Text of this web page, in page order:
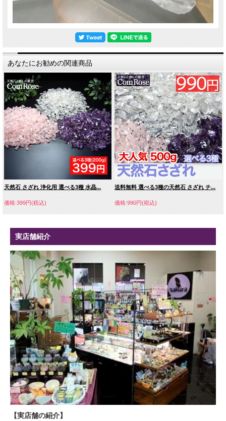
あなたにお勧めの関連商品
天然石 さざれ 浄化用 選べる3種 水晶...
価格:399円(税込)
送料無料 選べる3種の天然石 さざれ チ...
価格:990円(税込)
実店舗紹介
【実店舗の紹介】